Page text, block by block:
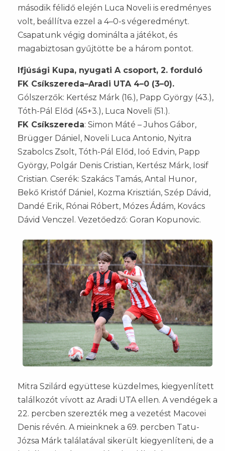
második félidő elején Luca Noveli is eredményes
volt, beállítva ezzel a 4–0-s végeredményt.
Csapatunk végig dominálta a játékot, és
magabiztosan gyűjtötte be a három pontot.
Ifjúsági Kupa, nyugati A csoport, 2. forduló
FK Csíkszereda–Aradi UTA 4–0 (3–0).
Gólszerzők: Kertész Márk (16.), Papp György (43.),
Tóth-Pál Előd (45+3.), Luca Noveli (51.).
FK Csíkszereda: Simon Máté – Juhos Gábor,
Brügger Dániel, Noveli Luca Antonio, Nyitra
Szabolcs Zsolt, Tóth-Pál Előd, Ioó Edvin, Papp
György, Polgár Denis Cristian, Kertész Márk, Iosif
Cristian. Cserék: Szakács Tamás, Antal Hunor,
Bekő Kristóf Dániel, Kozma Krisztián, Szép Dávid,
Dandé Erik, Rónai Róbert, Mózes Ádám, Kovács
Dávid Venczel. Vezetőedző: Goran Kopunovic.
Mitra Szilárd együttese küzdelmes, kiegyenlített
találkozót vívott az Aradi UTA ellen. A vendégek a
22. percben szerezték meg a vezetést Macovei
Denis révén. A mieinknek a 69. percben Tatu-
Józsa Márk találatával sikerült kiegyenlíteni, de a